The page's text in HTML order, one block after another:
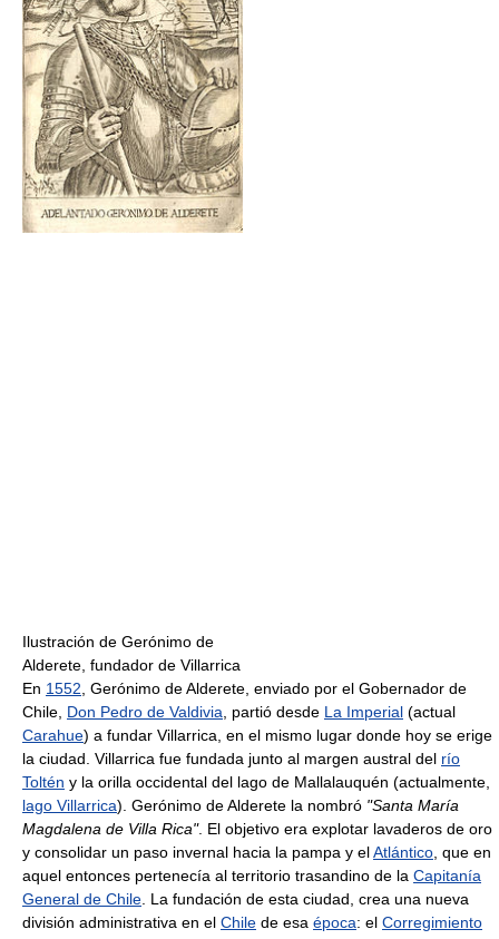
Ilustración de Gerónimo de
Alderete, fundador de Villarrica
En 1552 , Gerónimo de Alderete, enviado por el Gobernador de
Chile, Don Pedro de Valdivia , partió desde La Imperial (actual
Carahue) a fundar Villarrica, en el mismo lugar donde hoy se erige
la ciudad. Villarrica fue fundada junto al margen austral del río
Toltén y la orilla occidental del lago de Mallalauquén (actualmente,
lago Villarrica). Gerónimo de Alderete la nombró "Santa María
Magdalena de Villa Rica". El objetivo era explotar lavaderos de oro
y consolidar un paso invernal hacia la pampa y elAtlántico , que en
aquel entonces pertenecía al territorio trasandino de la Capitanía
General de Chile . La fundación de esta ciudad, crea una nueva
división administrativa en el Chile de esa época: el Corregimiento